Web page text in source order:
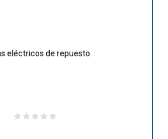
eléctricos de repuesto